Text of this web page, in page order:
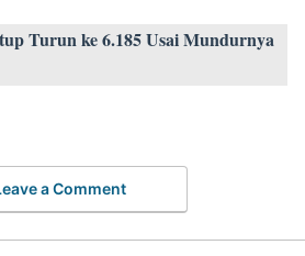
Turun ke 6.185 Usai Mundurnya
a Comment